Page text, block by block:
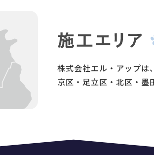
株式会社エル・アップは
京区・足立区・北区・墨